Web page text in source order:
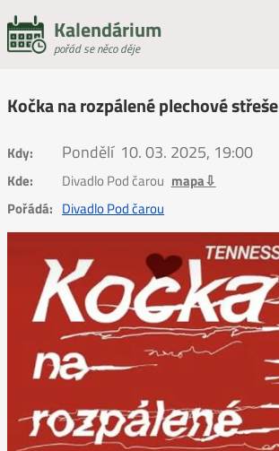
Kalendárium
pořád se něco děje
Kočka na rozpálené plechové střeše
Kdy: Pondělí 10. 03. 2025, 19:00
Kde: Divadlo Pod čarou mapa⇩
Pořádá: Divadlo Pod čarou